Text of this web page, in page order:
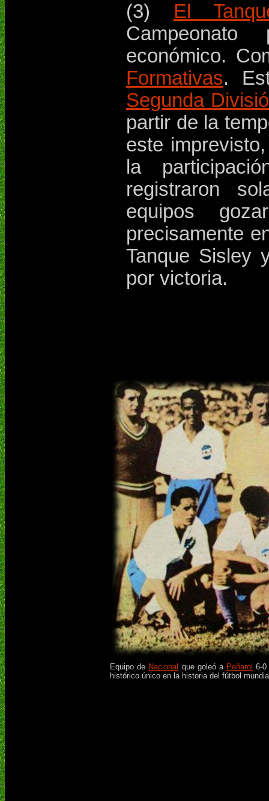
(3) El
económico.
Formativas.
Segunda
partir de la
este
la
registraron
equipos
precisamente
Tanque Sisley
por victoria.
Equipo de Nacional que goleó a Peñarol 6-
histórico único en la historia del fútbol